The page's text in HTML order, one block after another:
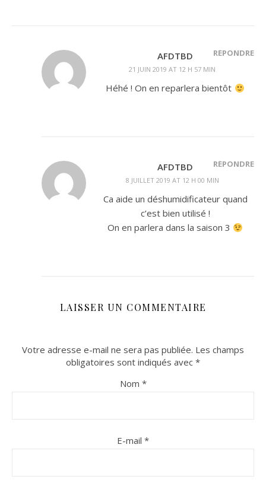
AFDTBD
21 JUIN 2019 AT 12 H 57 MIN
RÉPONDRE
Héhé ! On en reparlera bientôt
AFDTBD
8 JUILLET 2019 AT 12 H 00 MIN
RÉPONDRE
Ca aide un déshumidificateur quand
c’est bien utilisé !
On en parlera dans la saison 3
LAISSER UN COMMENTAIRE
Votre adresse e-mail ne sera pas publiée. Les champs
obligatoires sont indiqués avec *
Nom *
E-mail *